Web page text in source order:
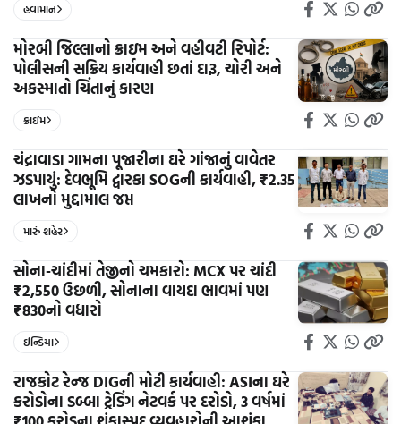
હવામાન
મોરબી જિલ્લાનો ક્રાઇમ અને વહીવટી રિપોર્ટ:
પોલીસની સક્રિય કાર્યવાહી છતાં દારૂ, ચોરી અને
અકસ્માતો ચિંતાનું કારણ
ક્રાઇમ
ચંદ્રાવાડા ગામના પૂજારીના ઘરે ગાંજાનું વાવેતર
ઝડપાયું: દેવભૂમિ દ્વારકા SOGની કાર્યવાહી, ₹2.35
લાખનો મુદ્દામાલ જપ્ત
મારું શહેર
સોના-ચાંદીમાં તેજીનો ચમકારો: MCX પર ચાંદી
₹2,550 ઉછળી, સોનાના વાયદા ભાવમાં પણ
₹830નો વધારો
ઈન્ડિયા
રાજકોટ રેન્જ DIGની મોટી કાર્યવાહી: ASIના ઘરે
કરોડોના ડબ્બા ટ્રેડિંગ નેટવર્ક પર દરોડો, 3 વર્ષમાં